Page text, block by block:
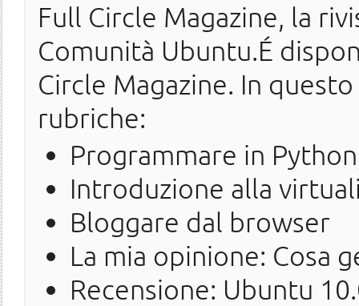
Full Circle Magazine, la
Comunità Ubuntu.É
Circle Magazine. In
rubriche:
Programmare in
Introduzione alla
Bloggare dal browser
La mia opinione: Cosa
Recensione: Ubuntu